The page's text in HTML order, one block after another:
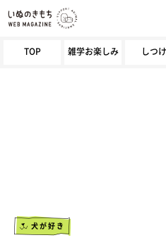
TOP 雑学お楽しみ しつけ
犬が好き